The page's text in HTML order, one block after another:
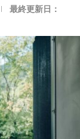
最終更新日：